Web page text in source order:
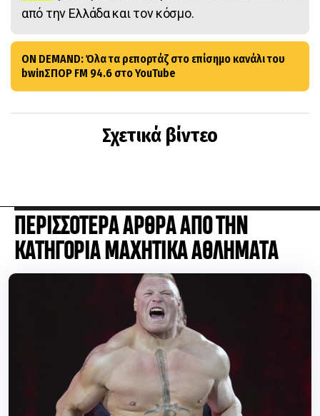
από την Ελλάδα και τον κόσμο.
ON DEMAND: Όλα τα ρεπορτάζ στο επίσημο κανάλι του
bwinΣΠΟΡ FM 94.6 στο YouTube
Σχετικά βίντεο
ΠΕΡΙΣΣΟΤΕΡΑ ΑΡΘΡΑ ΑΠΟ ΤΗΝ
ΚΑΤΗΓΟΡΙΑ ΜΑΧΗΤΙΚΑ ΑΘΛΗΜΑΤΑ